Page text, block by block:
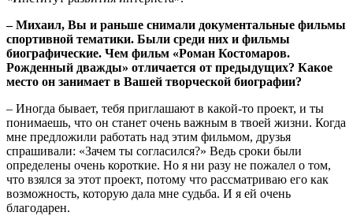
– Михаил, Вы и раньше снимали документальные фильмы
спортивной тематики. Были среди них и фильмы
биографические. Чем фильм «Роман Костомаров.
Рожденный дважды» отличается от предыдущих? Какое
место он занимает в Вашей творческой биографии?
– Иногда бывает, тебя приглашают в какой-то проект, и ты
понимаешь, что он станет очень важным в твоей жизни. Когда
мне предложили работать над этим фильмом, друзья
спрашивали: «Зачем ты согласился?» Ведь сроки были
определены очень короткие. Но я ни разу не пожалел о том,
что взялся за этот проект, потому что рассматриваю его как
возможность, которую дала мне судьба. И я ей очень
благодарен.